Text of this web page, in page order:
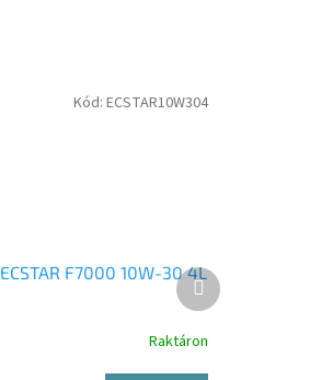
ECSTAR F7000 10W-30 4L
Raktáron
Kód: ECSTAR10W304
Következő
termék